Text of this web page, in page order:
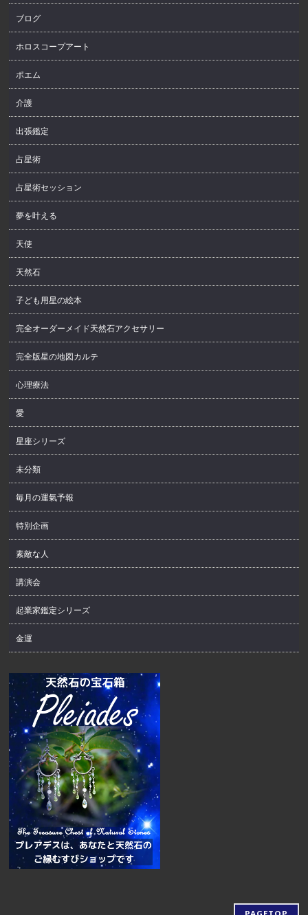
ブログ
ホロスコープアート
ポエム
介護
出張鑑定
占星術
占星術セッション
夢を叶える
天使
天然石
子ども用星の絵本
完全オーダーメイド天然石アクセサリー
完全版星の地図カルテ
心理療法
愛
星座シリーズ
未分類
毎月の運氣予報
特別企画
素敵な人
講演会
起業家鑑定シリーズ
金運
PAGETOP